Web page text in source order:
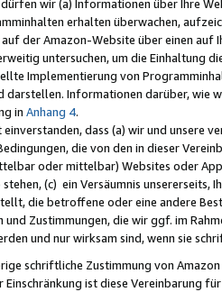
wir (a) Informationen über Ihre
erhalten überwachen,
der Amazon-Website über einen
untersuchen, um die Einhaltung
Implementierung von
Informationen darüber, wie
in Anhang 4.
dass (a) wir und
die von den in dieser
oder mittelbar) Websites oder
(c) ein Versäumnis unsererseits,
die betroffene oder eine andere
Zustimmungen, die wir ggf. im
und nur wirksam sind, wenn sie
schriftliche Zustimmung von
ist diese Vereinbarung